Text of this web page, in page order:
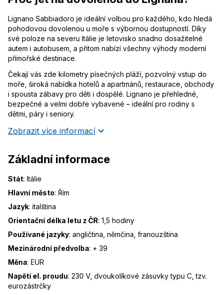
Lignano Sabbiadoro je ideální volbou pro každého, kdo hledá
pohodovou dovolenou u moře s výbornou dostupností. Díky
své poloze na severu Itálie je letovisko snadno dosažitelné
autem i autobusem, a přitom nabízí všechny výhody moderní
přímořské destinace.
Čekají vás zde kilometry písečných pláží, pozvolný vstup do
moře, široká nabídka hotelů a apartmánů, restaurace, obchody
i spousta zábavy pro děti i dospělé. Lignano je přehledné,
bezpečné a velmi dobře vybavené – ideální pro rodiny s
dětmi, páry i seniory.
Zobrazit více informací
Základní informace
Stát: Itálie
Hlavní město: Řím
Jazyk: italština
Orientační délka letu z ČR: 1,5 hodiny
Používané jazyky: angličtina, němčina, franouzština
Mezinárodní předvolba: + 39
Měna: EUR
Napětí el. proudu: 230 V, dvoukolíkové zásuvky typu C, tzv.
eurozástrčky